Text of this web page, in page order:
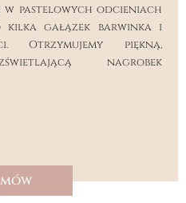
w pastelowych odcieniach
gałązek barwinka i
Otrzymujemy piękną,
nagrobek